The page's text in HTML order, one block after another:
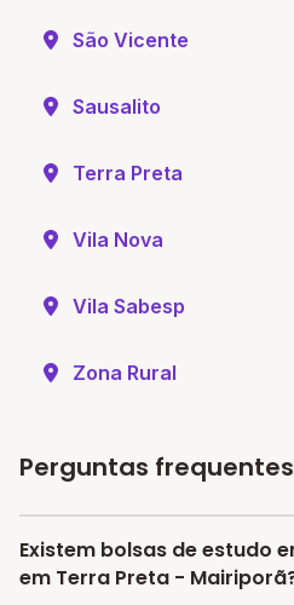
São Vicente
Sausalito
Terra Preta
Vila Nova
Vila Sabesp
Zona Rural
Perguntas frequentes
Existem bolsas de estudo
em Terra Preta -